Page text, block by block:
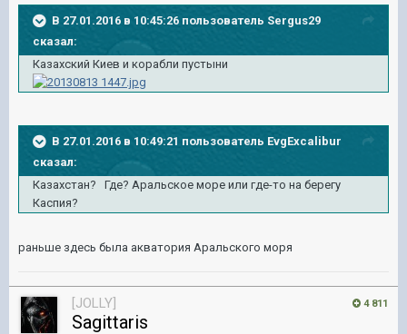
В 27.01.2016 в 10:45:26 пользователь Sergus29
сказал:
Казахский Киев и корабли пустыни
В 27.01.2016 в 10:49:21 пользователь EvgExcalibur
сказал:
Казахстан? Где? Аральское море или где-то на берегу
Каспия?
раньше здесь была акватория Аральского моря
4 811
[JOLLY]
Sagittaris